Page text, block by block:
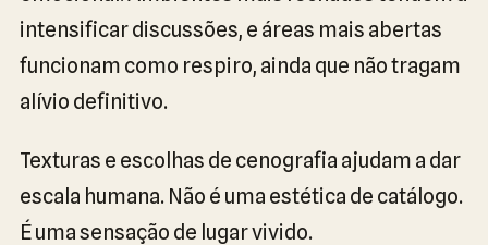
intensificar discussões, e áreas mais abertas
funcionam como respiro, ainda que não tragam
alívio definitivo.
Texturas e escolhas de cenografia ajudam a dar
escala humana. Não é uma estética de catálogo.
É uma sensação de lugar vivido.